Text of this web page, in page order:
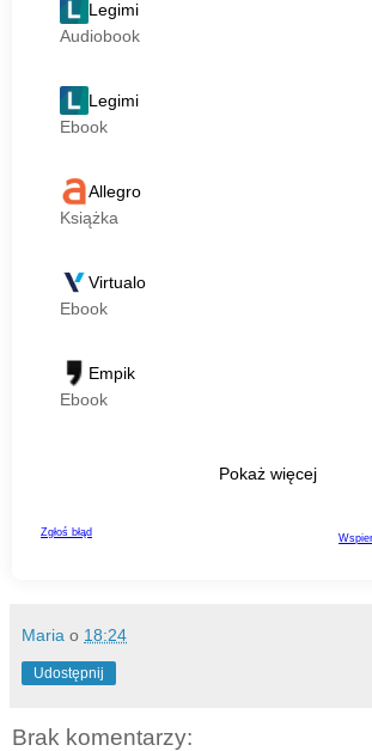
Maria o 18:24
Udostępnij
Brak komentarzy: